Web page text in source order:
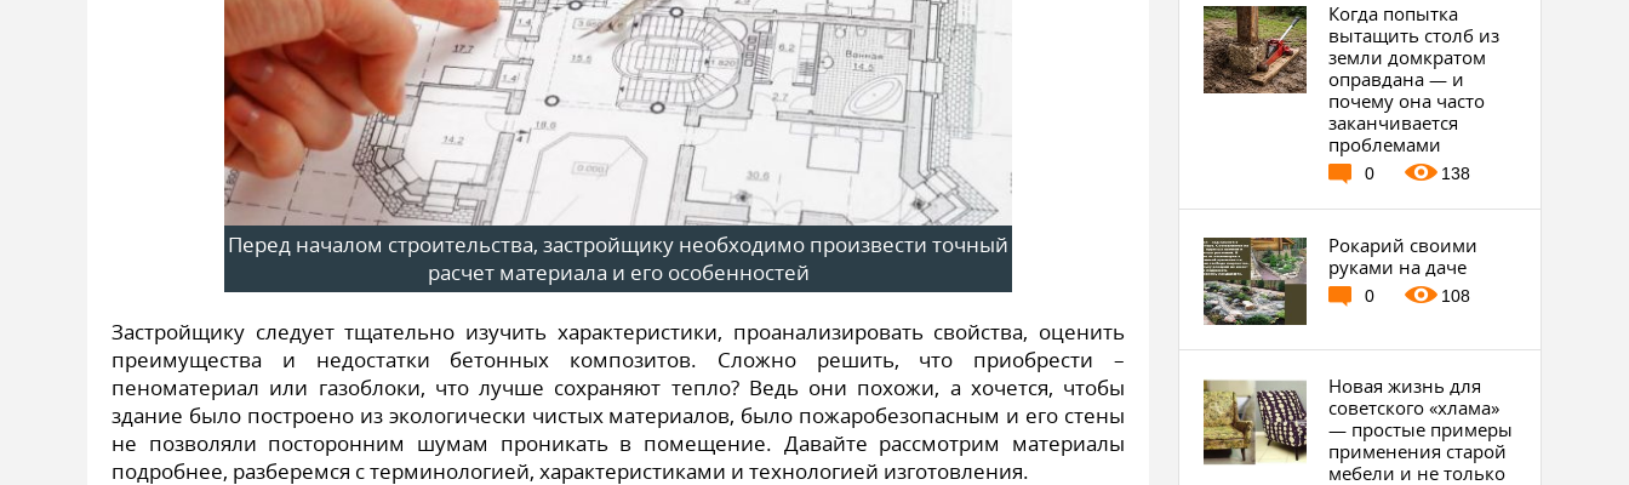
Перед началом строительства, застройщику необходимо произвести точный
расчет материала и его особенностей
Застройщику следует тщательно изучить характеристики, проанализировать свойства, оценить
преимущества и недостатки бетонных композитов. Сложно решить, что приобрести –
пеноматериал или газоблоки, что лучше сохраняют тепло? Ведь они похожи, а хочется, чтобы
здание было построено из экологически чистых материалов, было пожаробезопасным и его стены
не позволяли посторонним шумам проникать в помещение. Давайте рассмотрим материалы
подробнее, разберемся с терминологией, характеристиками и технологией изготовления.
Когда попытка
вытащить столб из
земли домкратом
оправдана — и
почему она часто
заканчивается
проблемами
0 138
Рокарий своими
руками на даче
0 108
Новая жизнь для
советского «хлама»
— простые примеры
применения старой
мебели и не только